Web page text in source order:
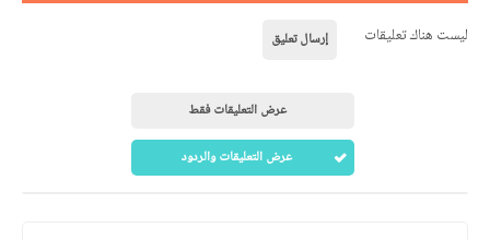
ليست هناك تعليقات إرسال تعليق
عرض التعليقات فقط
عرض التعليقات والردود